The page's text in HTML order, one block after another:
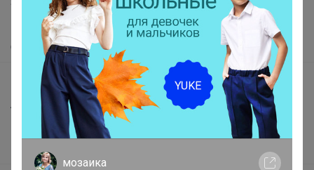
Помощь
О нас
Все предложения
Анонсы
Новости
Поддержка альпак
мозаика